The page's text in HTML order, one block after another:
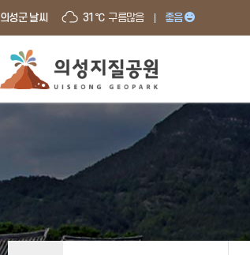
의성군 날씨 31℃ 구름많음 좋음